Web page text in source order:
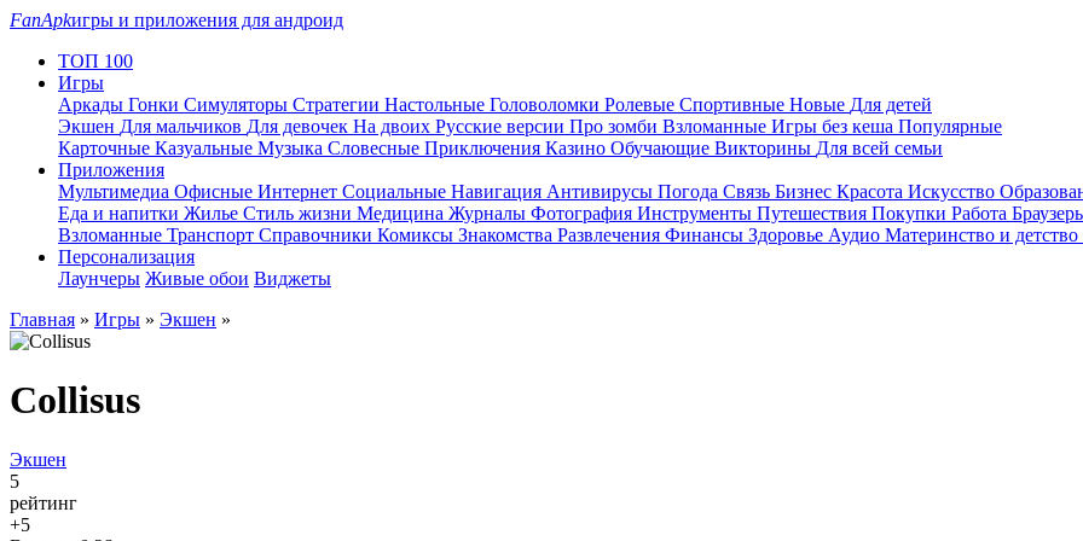
FanApkигры и приложения для андроид
ТОП 100
Игры
Аркады Гонки Симуляторы Стратегии Настольные Головоломки Ролевые Спортивные Новые Для детей
Экшен Для мальчиков Для девочек На двоих Русские версии Про зомби Взломанные Игры без кеша Популярные
Карточные Казуальные Музыка Словесные Приключения Казино Обучающие Викторины Для всей семьи
Приложения
Мультимедиа Офисные Интернет Социальные Навигация Антивирусы Погода Связь Бизнес Красота Искусство
Еда и напитки Жилье Стиль жизни Медицина Журналы Фотография Инструменты Путешествия Покупки Работа
Взломанные Транспорт Справочники Комиксы Знакомства Развлечения Финансы Здоровье Аудио Материнство и детство
Персонализация
Лаунчеры Живые обои Виджеты
Главная » Игры » Экшен »
Collisus
Экшен
5
рейтинг
+5